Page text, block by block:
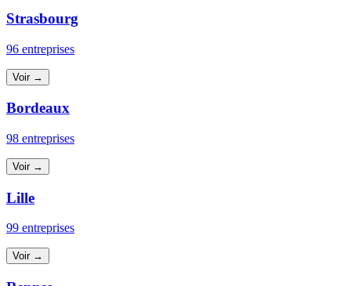
Strasbourg
96 entreprises
Voir →
Bordeaux
98 entreprises
Voir →
Lille
99 entreprises
Voir →